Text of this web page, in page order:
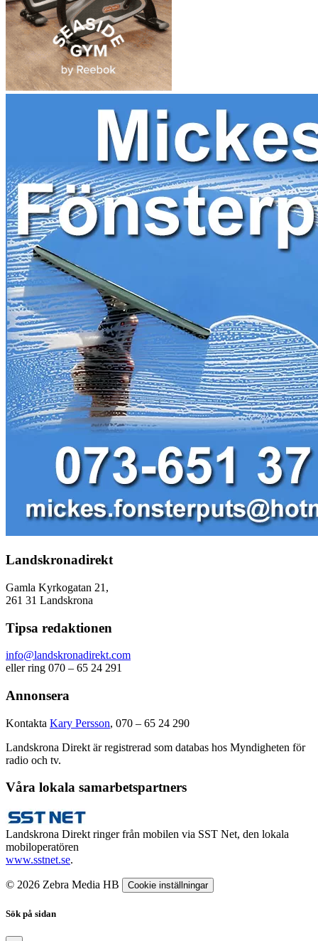
Landskronadirekt
Gamla Kyrkogatan 21,
261 31 Landskrona
Tipsa redaktionen
info@landskronadirekt.com
eller ring 070 – 65 24 291
Annonsera
Kontakta Kary Persson, 070 – 65 24 290
Landskrona Direkt är registrerad som databas hos Myndigheten för
radio och tv.
Våra lokala samarbetspartners
Landskrona Direkt ringer från mobilen via SST Net, den lokala
mobiloperatören
www.sstnet.se.
© 2026 Zebra Media HB Cookie inställningar
Sök på sidan